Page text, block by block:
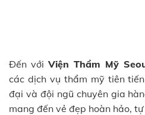
Đến với Viện Thẩm Mỹ
các dịch vụ thẩm mỹ tiên
đại và đội ngũ chuyên gia
mang đến vẻ đẹp hoàn hảo,